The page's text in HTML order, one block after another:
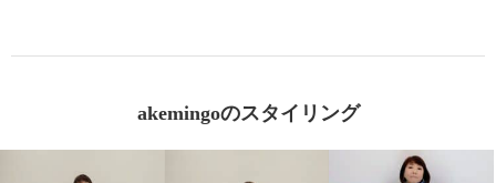
akemingoのスタイリング